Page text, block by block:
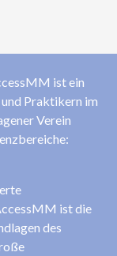
ist ein
Praktikern im
Verein
ist die
des